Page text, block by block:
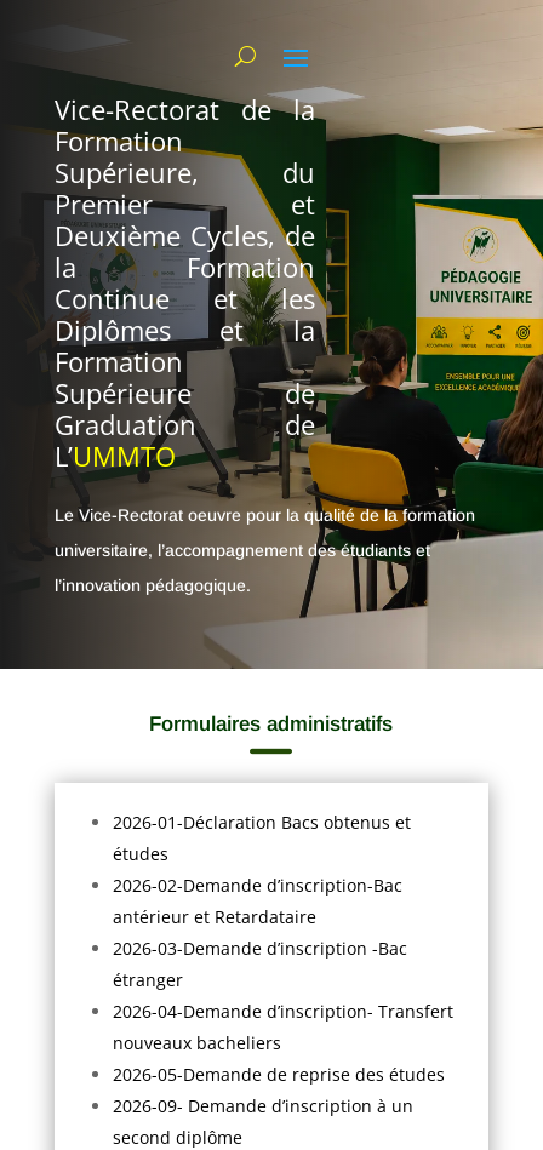
Vice-Rectorat de la
Formation
Supérieure, du
Premier et
Deuxième Cycles, de
la Formation
Continue et les
Diplômes et la
Formation
Supérieure de
Graduation de
L’UMMTO
Le Vice-Rectorat oeuvre pour la qualité de la formation
universitaire, l’accompagnement des étudiants et
l’innovation pédagogique.
Formulaires administratifs

2026-01-Déclaration Bacs obtenus et
études
2026-02-Demande d’inscription-Bac
antérieur et Retardataire
2026-03-Demande d’inscription -Bac
étranger
2026-04-Demande d’inscription- Transfert
nouveaux bacheliers
2026-05-Demande de reprise des études
2026-09- Demande d’inscription à un
second diplôme